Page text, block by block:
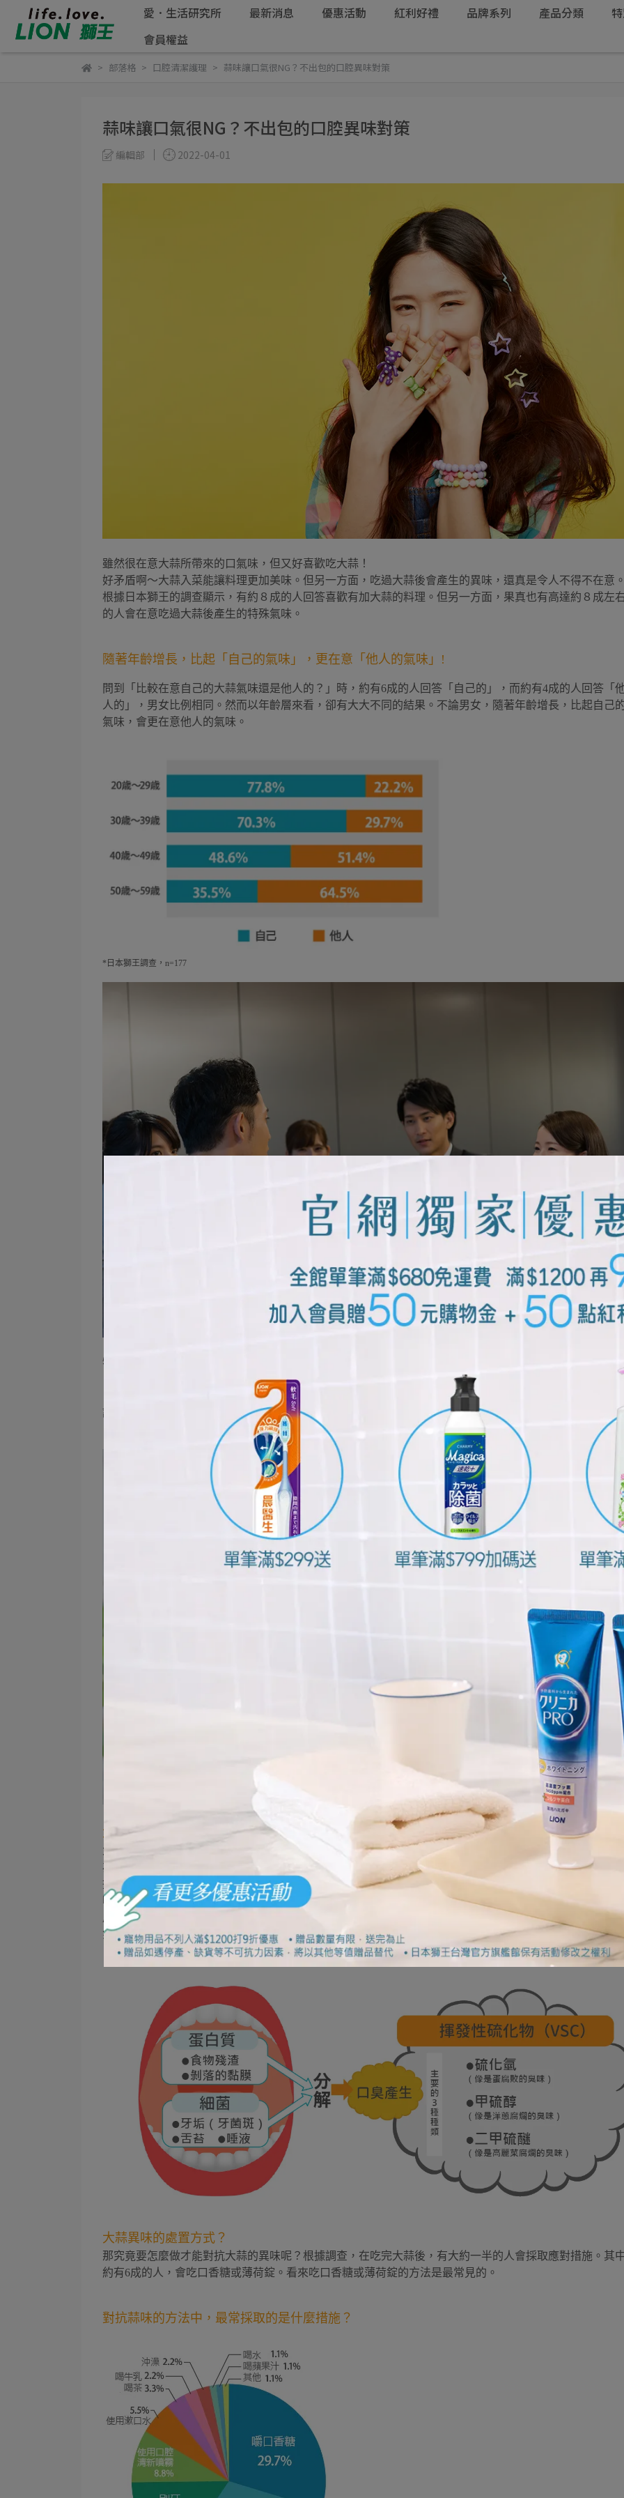
愛．生活研究所 最新消息 優惠活動 紅利好禮 品牌系列 產品分類
會員權益
部落格 口腔清潔護理 蒜味讓口氣很NG？不出包的口腔異味對策
蒜味讓口氣很NG？不出包的口腔異味對策
編輯部 2022-04-01
雖然很在意大蒜所帶來的口氣味，但又好喜歡吃大蒜！
好矛盾啊～大蒜入菜能讓料理更加美味。但另一方面，吃過大蒜後會產生的異味，還真是令人不得不在意
根據日本獅王的調查顯示，有約８成的人回答喜歡有加大蒜的料理。但另一方面，果真也有高達約８成左
的人會在意吃過大蒜後產生的特殊氣味。
隨著年齡增長，比起「自己的氣味」，更在意「他人的氣味」!
問到「比較在意自己的大蒜氣味還是他人的？」時，約有6成的人回答「自己的」，而約有4成的人回答「
人的」，男女比例相同。然而以年齡層來看，卻有大大不同的結果。不論男女，隨著年齡增長，比起自己
氣味，會更在意他人的氣味。
*日本獅王調查，n=177
特別是在和朋友聊天或約會這種與人溝通交流的場合，更要注意大蒜的口氣味。此外，像是「搭捷運」或
「工作中」這種與人近距離接觸的場合，也需要特別留意！
但如果一直都因此忍著不吃大蒜料理，實在是很可惜。只要能了解大蒜異味的成因，聰明地吃大蒜料理，
許就不用擔心異味擾人了！
大蒜的異味到底是什麼？
大蒜含有一種蒜胺酸的成分。當切大蒜或是磨蒜泥時，這個蒜胺酸就會被大蒜中的酵素蒜胺酸酶影響，轉
為蒜素。而蒜素又會產生變化，變二烯丙基二硫這種生大蒜的味道。而二烯丙基二硫進到人體後會被代謝
掉，變成烯丙基甲基硫醚這種物質。而這個烯丙基甲基硫醚，正是大蒜異味的來源。這個臭味並不會在我
吃完大蒜後立即在口腔產生，而是當大蒜進到腸胃、肝臟後，轉換為烯丙基甲基硫醚並從肺部排出。這個
用原理與一般口臭不同。由於口腔不衛生而導致的口，其原因是細菌分解口腔內的食物殘渣，因而產生「
氣」。
大蒜異味的處置方式？
那究竟要怎麼做才能對抗大蒜的異味呢？根據調查，在吃完大蒜後，有大約一半的人會採取應對措施。其
約有6成的人，會吃口香糖或薄荷錠。看來吃口香糖或薄荷錠的方法是最常見的。
對抗蒜味的方法中，最常採取的是什麼措施？